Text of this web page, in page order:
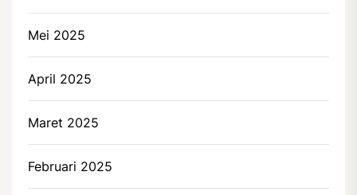
Mei 2025
April 2025
Maret 2025
Februari 2025